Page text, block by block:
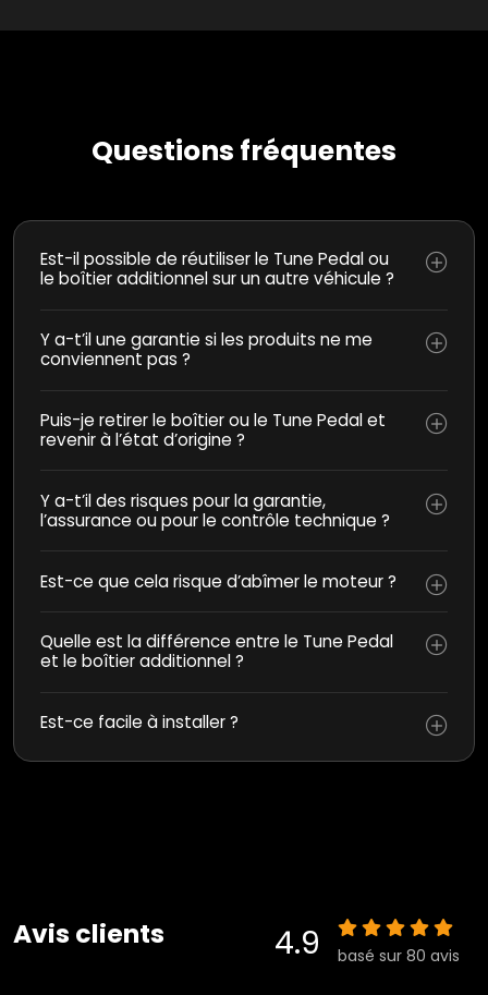
Questions fréquentes
Est-il possible de réutiliser le Tune Pedal ou
le boîtier additionnel sur un autre véhicule ?
Y a-t’il une garantie si les produits ne me
conviennent pas ?
Puis-je retirer le boîtier ou le Tune Pedal et
revenir à l’état d’origine ?
Y a-t’il des risques pour la garantie,
l’assurance ou pour le contrôle technique ?
Est-ce que cela risque d’abîmer le moteur ?
Quelle est la différence entre le Tune Pedal
et le boîtier additionnel ?
Est-ce facile à installer ?
Avis clients 4.9 basé sur 80 avis